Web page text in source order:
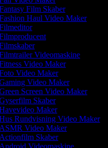
Film Skaber
Haul Video Maker
Videomaskine
Video Maker
Video Maker
Video Maker
Screen Video Maker
Skaber
Maker
Rundvisning Video Maker
Video Maker
Skaber